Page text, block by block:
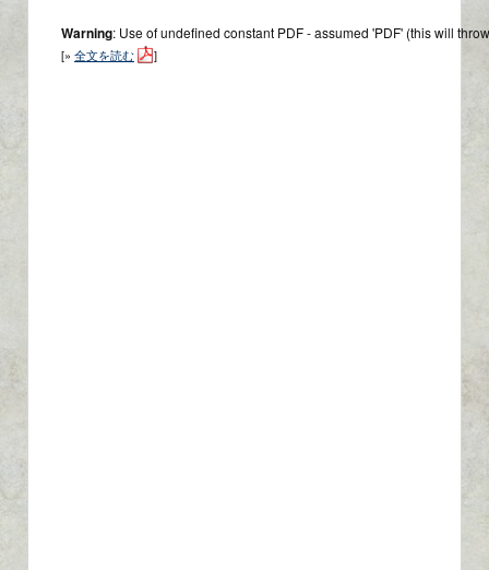
Warning: Use of undefined constant PDF - assumed 'PDF' (this will
[» 全文を読む ]